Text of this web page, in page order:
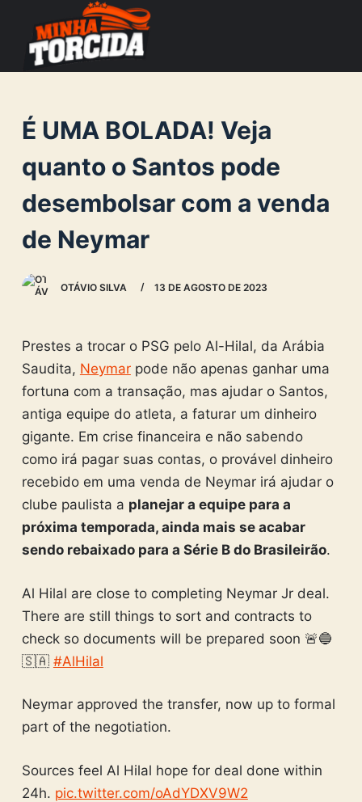
o
n
e
É UMA BOLADA! Veja
quanto o Santos pode
desembolsar com a venda
de Neymar
OTÁVIO SILVA 13 DE AGOSTO DE 2023
Prestes a trocar o PSG pelo Al-Hilal, da Arábia
Saudita, Neymarpode não apenas ganhar uma
fortuna com a transação, mas ajudar o Santos,
antiga equipe do atleta, a faturar um dinheiro
gigante. Em crise financeira e não sabendo
como irá pagar suas contas, o provável dinheiro
recebido em uma venda de Neymar irá ajudar o
clube paulista a planejar a equipe para a
próxima temporada, ainda mais se acabar
sendo rebaixado para a Série B do Brasileirão.
Al Hilal are close to completing Neymar Jr deal.
There are still things to sort and contracts to
check so documents will be prepared soon 🚨🔵
🇸🇦 #AlHilal
Neymar approved the transfer, now up to formal
part of the negotiation.
Sources feel Al Hilal hope for deal done within
24h. pic.twitter.com/oAdYDXV9W2